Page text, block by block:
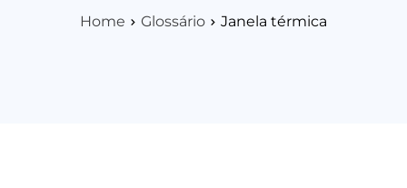
Home Glossário Janela térmica